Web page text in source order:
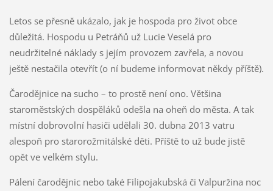
Letos se přesně ukázalo, jak je hospoda pro život obce
důležitá. Hospodu u Petráňů už Lucie Veselá pro
neudržitelné náklady s jejím provozem zavřela, a novou
ještě nestačila otevřít (o ní budeme informovat někdy příště).
Čarodějnice na sucho – to prostě není ono. Většina
staroměstských dospěláků odešla na oheň do města. A tak
místní dobrovolní hasiči udělali 30. dubna 2013 vatru
alespoň pro starorožmitálské děti. Příště to už bude jistě
opět ve velkém stylu.
Pálení čarodějnic nebo také Filipojakubská či Valpuržina noc